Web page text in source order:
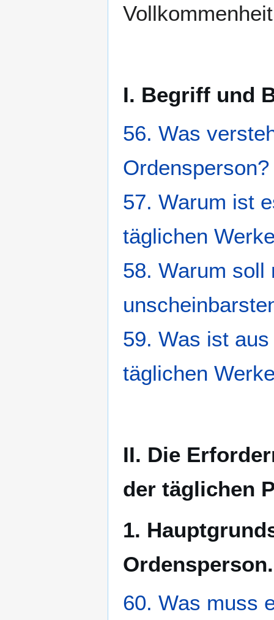
I. Begriff und
56. Was
Ordensperson?
57. Warum ist
täglichen
58. Warum soll
59. Was ist
täglichen
II. Die
der täglichen
1.
Ordensperson.
60. Was muss